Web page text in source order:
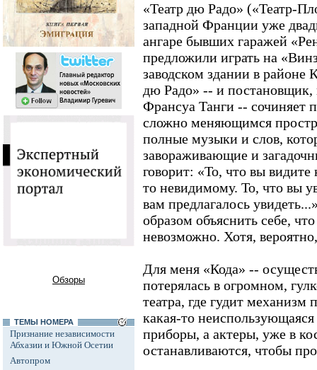
Обзоры
ТЕМЫ НОМЕРА
Признание независимости
Абхазии и Южной Осетии
Автопром
«Театр дю Радо» («Театр-
западной Франции уже
ангаре бывших гаражей
предложили играть на
заводском здании в районе
дю Радо» -- и постановщик,
Франсуа Танги -- сочиняет
сложно меняющимся
полные музыки и слов,
завораживающие и
говорит: «То, что вы
то невидимому. То, что вы
вам предлагалось
образом объяснить себе,
невозможно. Хотя,
Для меня «Кода» --
потерялась в огромном,
театра, где гудит механизм
какая-то
приборы, а актеры, уже в
останавливаются, чтобы